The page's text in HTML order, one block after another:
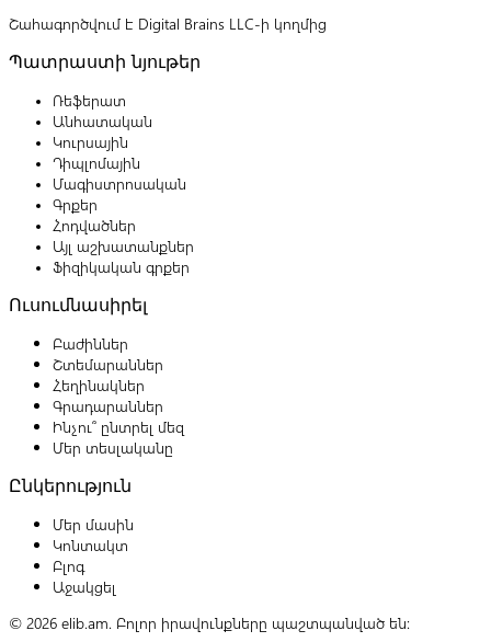
Շահագործվում է Digital Brains LLC-ի կողմից
Պատրաստի նյութեր
Ռեֆերատ
Անհատական
Կուրսային
Դիպլոմային
Մագիստրոսական
Գրքեր
Հոդվածներ
Այլ աշխատանքներ
Ֆիզիկական գրքեր
Ուսումնասիրել
Բաժիններ
Շտեմարաններ
Հեղինակներ
Գրադարաններ
Ինչու՞ ընտրել մեզ
Մեր տեսլականը
Ընկերություն
Մեր մասին
Կոնտակտ
Բլոգ
Աջակցել
© 2026 elib.am. Բոլոր իրավունքները պաշտպանված են: